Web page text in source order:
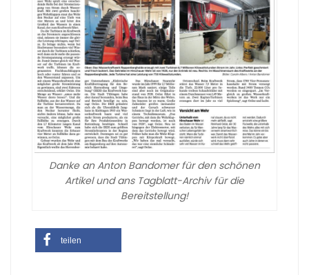
Danke an Anton Bandomer für den schönen
Artikel und ans Tagblatt-Archiv für die
Bereitstellung!
teilen